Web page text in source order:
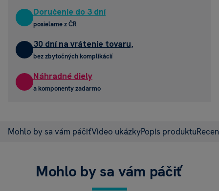
Doručenie do 3 dní
posielame z ČR
30 dní na vrátenie tovaru,
bez zbytočných komplikácií
Náhradné diely
a komponenty zadarmo
Mohlo by sa vám páčiťVideo ukázkyPopis produktu
Mohlo by sa vám páčiť